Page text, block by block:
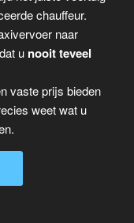
chauffeur.
naar
u nooit teveel
vaste prijs bieden
weet wat u